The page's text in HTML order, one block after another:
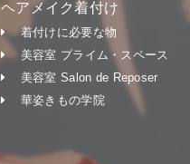
ヘアメイク着付け
着付けに必要な物
美容室 プライム・スペース
美容室 Salon de Reposer
華姿きもの学院